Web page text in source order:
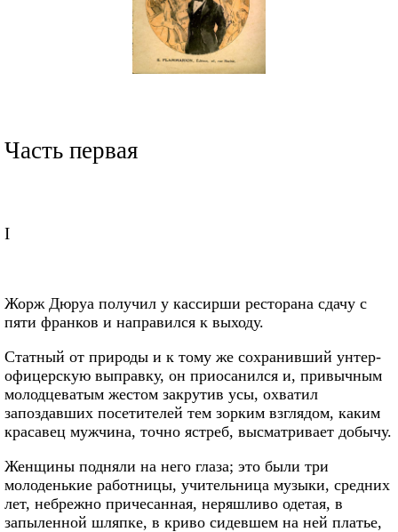
Часть первая
I
Жорж Дюруа получил у кассирши ресторана сдачу с
пяти франков и направился к выходу.
Статный от природы и к тому же сохранивший унтер-
офицерскую выправку, он приосанился и, привычным
молодцеватым жестом закрутив усы, охватил
запоздавших посетителей тем зорким взглядом, каким
красавец мужчина, точно ястреб, высматривает добычу.
Женщины подняли на него глаза; это были три
молоденькие работницы, учительница музыки, средних
лет, небрежно причесанная, неряшливо одетая, в
запыленной шляпке, в криво сидевшем на ней платье,